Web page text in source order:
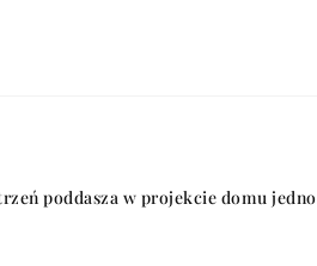
poddasza w projekcie domu